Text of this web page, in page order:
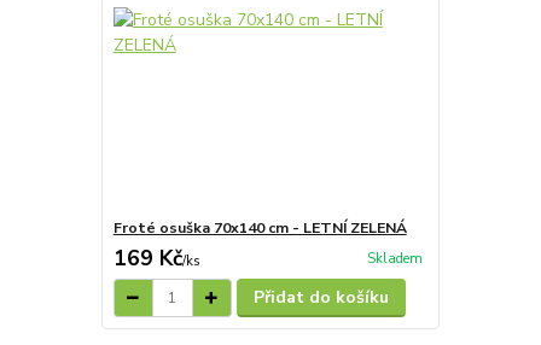
Froté osuška 70x140 cm - LETNÍ ZELENÁ
169 Kč/ks Skladem
Přidat do košíku